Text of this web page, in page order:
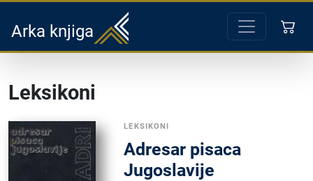
Arka knjiga
Leksikoni
LEKSIKONI
Adresar pisaca
Jugoslavije